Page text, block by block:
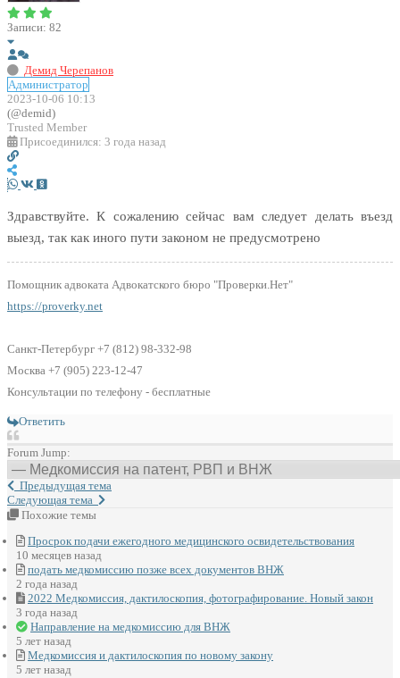
Записи: 82
Демид Черепанов
Администратор
2023-10-06 10:13
(@demid)
Trusted Member
Присоединился: 3 года назад
Здравствуйте. К сожалению сейчас вам следует делать въезд
выезд, так как иного пути законом не предусмотрено
Помощник адвоката Адвокатского бюро "Проверки.Нет"
https://proverky.net
Санкт-Петербург +7 (812) 98-332-98
Москва +7 (905) 223-12-47
Консультации по телефону - бесплатные
Ответить
Forum Jump:
Предыдущая тема
Следующая тема
Похожие темы
Просрок подачи ежегодного медицинского освидетельствования
10 месяцев назад
подать медкомиссию позже всех документов ВНЖ
2 года назад
2022 Медкомиссия, дактилоскопия, фотографирование. Новый закон
3 года назад
Направление на медкомиссию для ВНЖ
5 лет назад
Медкомиссия и дактилоскопия по новому закону
5 лет назад